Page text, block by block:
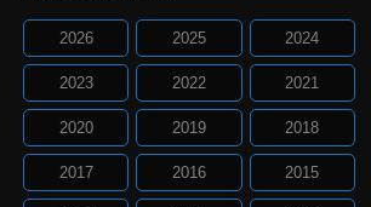
2026 2025 2024
2023 2022 2021
2020 2019 2018
2017 2016 2015